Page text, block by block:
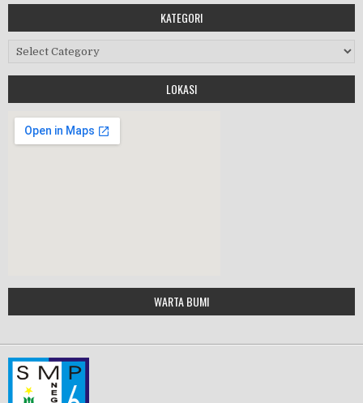
Workshop Perangkat 2019
HALAL BIHALAL
Tes Matrikulasi 2019
KATEGORI
Kategori
LOKASI
Google Maps Generator by
embedgooglemap.net
WARTA BUMI